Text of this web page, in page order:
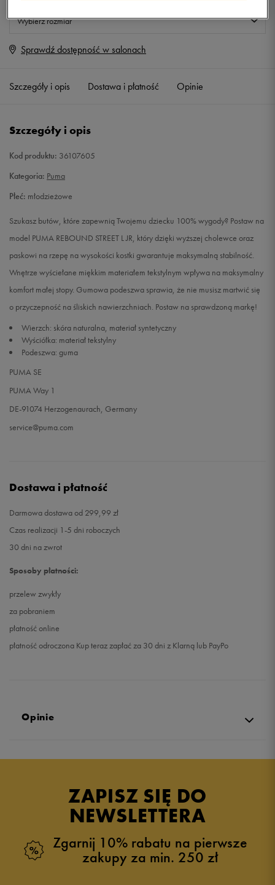
Wybierz rozmiar
Rozmiary EU
35,5
37,5 23,5 cm
38,5 24,5 cm Powiadom o dostępności
25 cm Powiadom o dostępności
Sprawdź dostępność w salonach
Szczegóły i opis Dostawa i płatność Opinie
Szczegóły i opis
Kod produktu: 36107605
Kategoria: Puma
Płeć: młodzieżowe
Szukasz butów, które zapewnią Twojemu dziecku 100% wygody? Postaw na
model PUMA REBOUND STREET L JR, który dzięki wyższej cholewce oraz
paskowi na rzepę na wysokości kostki gwarantuje maksymalną stabilność.
Wnętrze wyściełane miękkim materiałem tekstylnym wpływa na maksymalny
komfort małej stopy. Gumowa podeszwa sprawia, że nie musisz martwić się
o przyczepność na śliskich nawierzchniach. Postaw na sprawdzoną markę!
Wierzch: skóra naturalna, materiał syntetyczny
Wyściółka: materiał tekstylny
Podeszwa: guma
PUMA SE
PUMA Way 1
DE-91074 Herzogenaurach, Germany
service@puma.com
Dostawa i płatność
Darmowa dostawa od 299,99 zł
Czas realizacji 1-5 dni roboczych
30 dni na zwrot
Sposoby płatności:
przelew zwykły
za pobraniem
płatność online
płatność odroczona Kup teraz zapłać za 30 dni z Klarną lub PayPo
Opinie
ZAPISZ SIĘ DO
NEWSLETTERA
Zgarnij 10% rabatu na pierwsze
zakupy za min. 250 zł